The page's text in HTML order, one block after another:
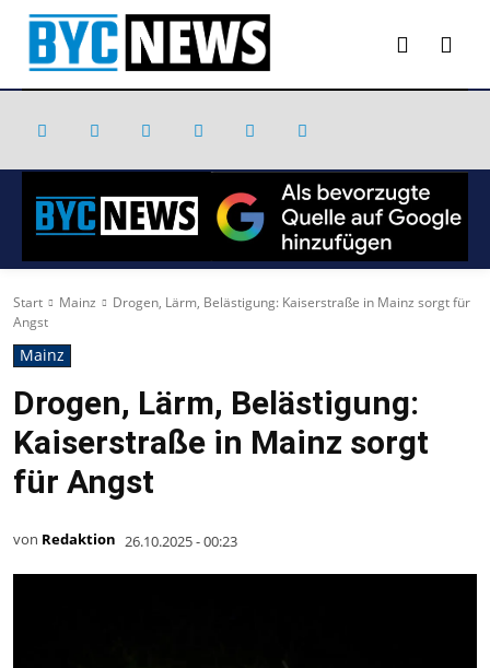
Start Mainz
Drogen, Lärm, Belästigung: Kaiserstraße in Mainz sorgt für
Angst
Mainz
Drogen, Lärm, Belästigung:
Kaiserstraße in Mainz sorgt
für Angst
von Redaktion 26.10.2025 - 00:23